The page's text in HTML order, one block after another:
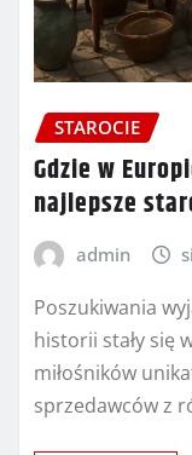
STAROCIE
Gdzie w
najlepsze
admin
Poszukiwania
historii stały się
miłośników
sprzedawców z